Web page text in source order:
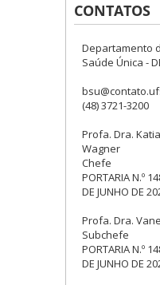
CONTATOS
Departamento
Saúde Única -
(48) 3721-3200
Profa. Dra.
Wagner
Chefe
PORTARIA N.º
DE JUNHO DE
Profa. Dra.
Subchefe
PORTARIA N.º
DE JUNHO DE